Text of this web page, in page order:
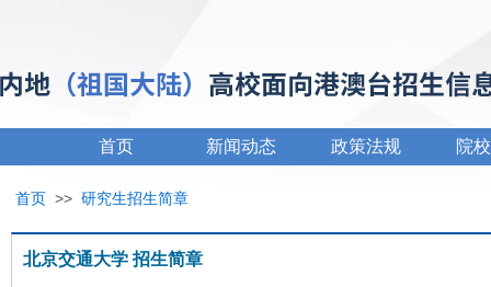
首页 新闻动态 政策法规 院
首页 >> 研究生招生简章
北京交通大学 招生简章